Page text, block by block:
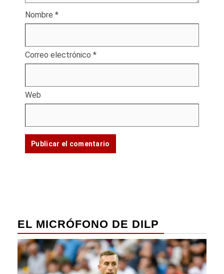
Nombre *
Correo electrónico *
Web
EL MICRÓFONO DE DILP